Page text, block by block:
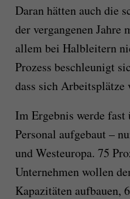
Daran hätten auch die
der vergangenen Jahre
allem bei Halbleitern
Prozess beschleunigt
dass sich Arbeitsplätze
Im Ergebnis werde
Personal aufgebaut –
und Westeuropa. 75
Unternehmen wollen
Kapazitäten aufbauen,